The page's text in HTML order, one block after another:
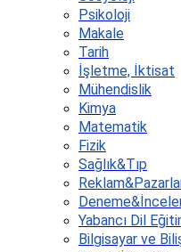
Psikoloji
Makale
Tarih
İşletme, İktisat
Mühendislik
Kimya
Matematik
Fizik
Sağlık&Tıp
Yabancı Dil
Bilgisayar ve